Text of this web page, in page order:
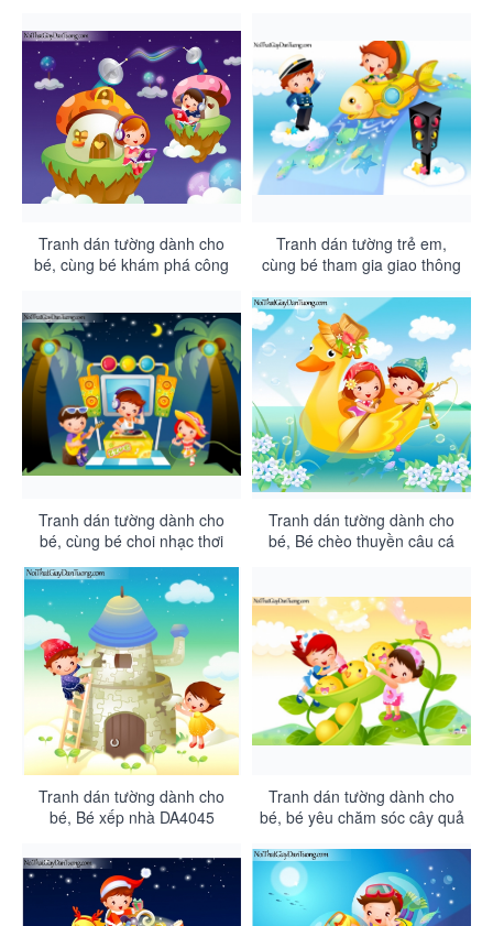
Tranh dán tường dành cho
bé, cùng bé khám phá công
Tranh dán tường trẻ em,
cùng bé tham gia giao thông
Tranh dán tường dành cho
bé, cùng bé choi nhạc thơi
hiên đại DA4047
Tranh dán tường dành cho
bé, Bé chèo thuyền câu cá
Tranh dán tường dành cho
bé, Bé xếp nhà DA4045
Tranh dán tường dành cho
bé, bé yêu chăm sóc cây quả